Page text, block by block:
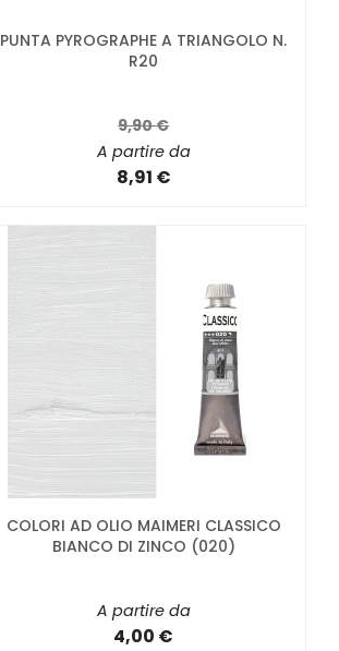
PUNTA PYROGRAPHE A TRIANGOLO N.
R20
9,90 €
A partire da
8,91 €
COLORI AD OLIO MAIMERI CLASSICO
BIANCO DI ZINCO (020)
A partire da
4,00 €